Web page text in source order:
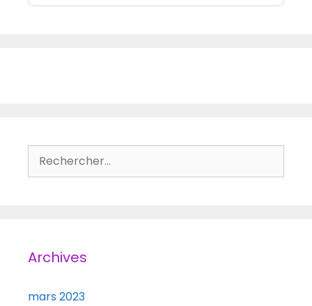
Rechercher :
Archives
mars 2023